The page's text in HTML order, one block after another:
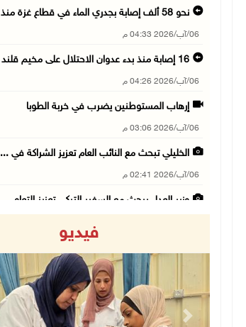
نحو 58 ألف إصابة بجدري الماء في قطاع غزة منذ ...
06/آب/2026 04:33 م
16 إصابة منذ بدء عدوان الاحتلال على مخيم قلند ...
06/آب/2026 04:26 م
إرهاب المستوطنين يضرب في خربة الطوبا
06/آب/2026 03:06 م
الخليلي تبحث مع النائب العام تعزيز الشراكة في ...
06/آب/2026 02:41 م
وزير العدل يبحث مع السفير التركي تعزيز التعاو ...
"فتح": عدوان الاحتلال على مخيّم قلنديا لن ينا ...
06/آب/2026 02:28 م
فيديو
Next